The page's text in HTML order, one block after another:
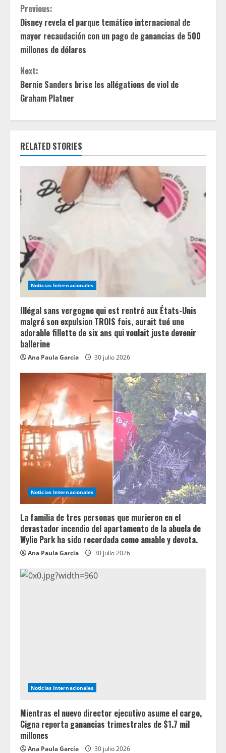
C
o
n
t
i
n
u
e
e
d
i
n
g
Previous:
Disney revela el parque temático internacional de
mayor recaudación con un pago de ganancias de 500
millones de dólares
Next:
Bernie Sanders brise les allégations de viol de
Graham Platner
RELATED STORIES
Noticias Internacionales
Illégal sans vergogne qui est rentré aux États-Unis
malgré son expulsion TROIS fois, aurait tué une
adorable fillette de six ans qui voulait juste devenir
ballerine
Ana Paula García 30 julio 2026
Noticias Internacionales
La familia de tres personas que murieron en el
devastador incendio del apartamento de la abuela de
Wylie Park ha sido recordada como amable y devota.
Ana Paula García 30 julio 2026
Noticias Internacionales
Mientras el nuevo director ejecutivo asume el cargo,
Cigna reporta ganancias trimestrales de $1.7 mil
millones
Ana Paula García 30 julio 2026